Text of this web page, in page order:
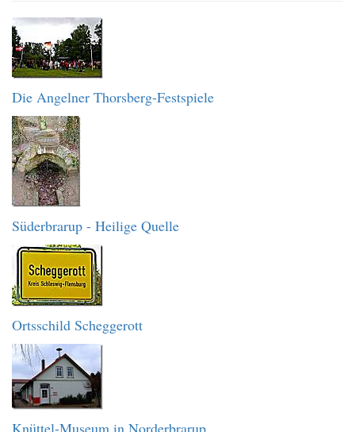
Die Angelner Thorsberg-Festspiele
Süderbrarup - Heilige Quelle
Ortsschild Scheggerott
Knüttel-Museum in Norderbrarup